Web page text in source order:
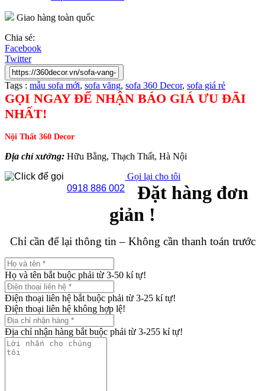
Giao hàng toàn quốc
Chia sẻ:
Facebook
Twitter
Tags : mẫu sofa mới, sofa văng, sofa 360 Decor, sofa giá rẻ
GỌI NGAY ĐỂ NHẬN BÁO GIÁ ƯU ĐÃI
NHẤT!
Nội Thất 360 Decor
Địa chỉ xưởng: Hữu Bằng, Thạch Thất, Hà Nội
0918 886 002
Gọi lại cho tôi
Đặt hàng đơn
giản !
Chỉ cần để lại thông tin – Không cần thanh toán trước
Họ và tên bắt buộc phải từ 3-50 kí tự!
Điện thoại liên hệ bắt buộc phải từ 3-25 kí tự!
Điện thoại liên hệ không hợp lệ!
Địa chỉ nhận hàng bắt buộc phải từ 3-255 kí tự!